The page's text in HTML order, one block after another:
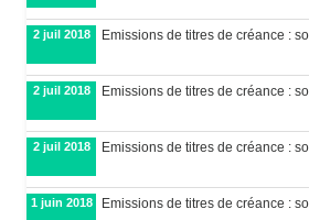
2 juil 2018 Emissions de titres de créance :
2 juil 2018 Emissions de titres de créance :
2 juil 2018 Emissions de titres de créance :
1 juin 2018 Emissions de titres de créance :